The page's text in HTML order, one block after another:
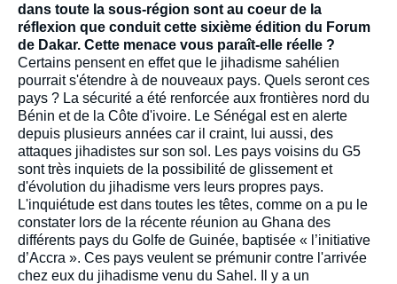
dans toute la sous-région sont au coeur de la
réflexion que conduit cette sixième édition du Forum
de Dakar. Cette menace vous paraît-elle réelle ?
Certains pensent en effet que le jihadisme sahélien
pourrait s'étendre à de nouveaux pays. Quels seront ces
pays ? La sécurité a été renforcée aux frontières nord du
Bénin et de la Côte d'ivoire. Le Sénégal est en alerte
depuis plusieurs années car il craint, lui aussi, des
attaques jihadistes sur son sol. Les pays voisins du G5
sont très inquiets de la possibilité de glissement et
d'évolution du jihadisme vers leurs propres pays.
L'inquiétude est dans toutes les têtes, comme on a pu le
constater lors de la récente réunion au Ghana des
différents pays du Golfe de Guinée, baptisée « l’initiative
d’Accra ». Ces pays veulent se prémunir contre l'arrivée
chez eux du jihadisme venu du Sahel. Il y a un